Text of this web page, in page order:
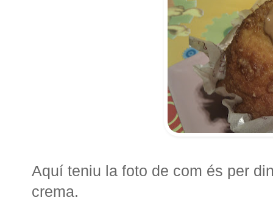
Aquí teniu la foto de com és per
crema.